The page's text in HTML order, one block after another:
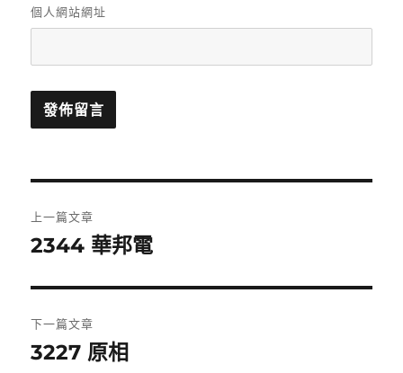
個人網站網址
章
覽
上一篇文章
上
篇
文
章:
2344 華邦電
下一篇文章
下
3227 原相